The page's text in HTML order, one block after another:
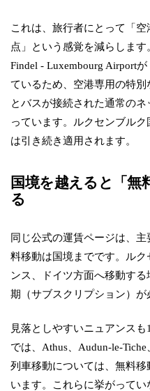
これは、旅行者にとって「
点」という感覚を減らします
Findel - Luxembourg Airport
ているため、空港専用の特
とバスが接続された通常の
っています。ルクセンブル
は引き続き適用されます。
国境を越えると「無
る
同じ公式の運賃ページは、
料移動は国境までです。ル
ンス、ドイツ方面へ移動す
期（サブスクリプション）が
見落としやすいニュアンス
では、Athus、Audun-le-
列車移動については、無料
います。これらに挙がって